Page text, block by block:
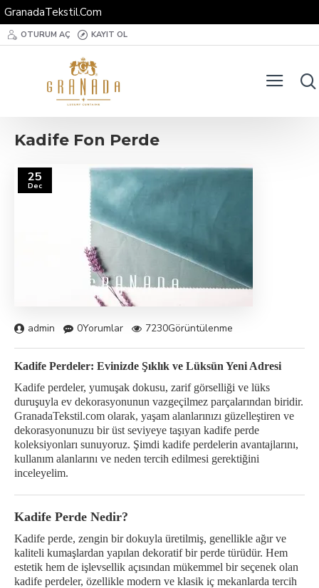
GranadaTekstil.Com
OTURUM AÇ KAYIT OL
Kadife Fon Perde
25
Dec
admin 0Yorumlar 7230Görüntülenme
Kadife Perdeler: Evinizde Şıklık ve Lüksün Yeni Adresi
Kadife perdeler, yumuşak dokusu, zarif görselliği ve lüks
duruşuyla ev dekorasyonunun vazgeçilmez parçalarından biridir.
GranadaTekstil.com olarak, yaşam alanlarınızı güzelleştiren ve
dekorasyonunuzu bir üst seviyeye taşıyan kadife perde
koleksiyonları sunuyoruz. Şimdi kadife perdelerin avantajlarını,
kullanım alanlarını ve neden tercih edilmesi gerektiğini
inceleyelim.
Kadife Perde Nedir?
Kadife perde, zengin bir dokuyla üretilmiş, genellikle ağır ve
kaliteli kumaşlardan yapılan dekoratif bir perde türüdür. Hem
estetik hem de işlevsellik açısından mükemmel bir seçenek olan
kadife perdeler, özellikle modern ve klasik iç mekanlarda tercih